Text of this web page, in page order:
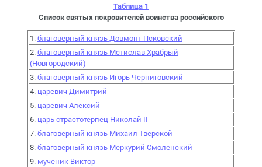
Таблица 1
Список святых покровителей воинства российского
1. благоверный князь Довмонт Псковский
2. благоверный князь Мстислав Храбрый
(Новгородский)
3. благоверный князь Игорь Черниговский
4. царевич Димитрий
5. царевич Алексий
6. царь страстотерпец Николай II
7. благоверный князь Михаил Тверской
8. благоверный князь Меркурий Смоленский
9. мученик Виктор